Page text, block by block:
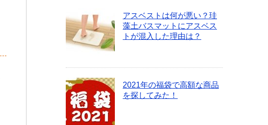
アスベストは何が悪い？珪
藻土バスマットにアスベス
トが混入した理由は？
2021年の福袋で高額な商品
を探してみた！